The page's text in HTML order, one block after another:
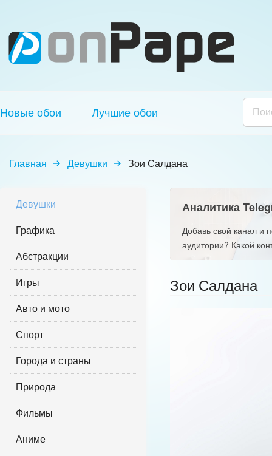
Новые обои Лучшие обои
Главная Девушки Зои Салдана
Девушки
Графика
Абстракции
Игры
Авто и мото
Спорт
Города и страны
Природа
Фильмы
Аниме
Аналитика
Добавь свой канал и
аудитории? Какой
Зои Салдана